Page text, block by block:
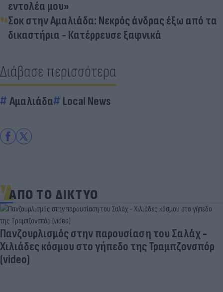
εντολέα μου»
Σοκ στην Αμαλιάδα: Νεκρός άνδρας έξω από τα
δικαστήρια - Κατέρρευσε ξαφνικά
Διάβασε περισσότερα
Αμαλιάδα Local News
ΑΠΟ ΤΟ ΔΙΚΤΥΟ
Πανζουρλισμός στην παρουσίαση του Σαλάχ -
Χιλιάδες κόσμου στο γήπεδο της Τραμπζονσπόρ
(video)